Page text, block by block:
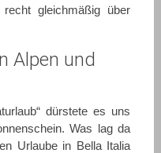
gleichmäßig über
Alpen und
dürstete es uns
Was lag da
Urlaube in Bella Italia